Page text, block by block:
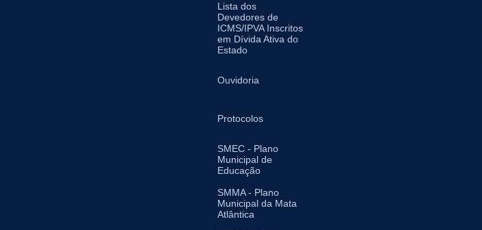
Lista dos
Devedores de
ICMS/IPVA Inscritos
em Dívida Ativa do
Estado
Ouvidoria
Protocolos
SMEC - Plano
Municipal de
Educação
SMMA - Plano
Municipal da Mata
Atlântica